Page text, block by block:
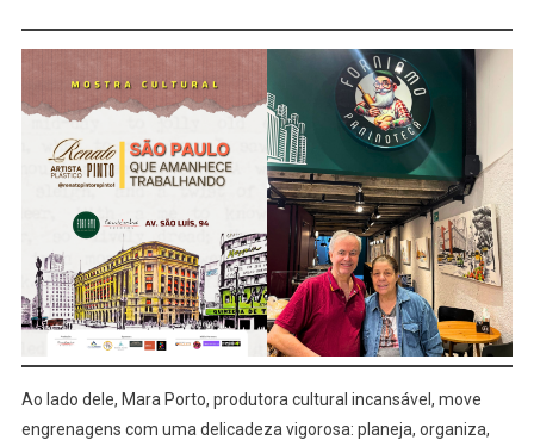
Ao lado dele, Mara Porto, produtora cultural incansável, move
engrenagens com uma delicadeza vigorosa: planeja, organiza,